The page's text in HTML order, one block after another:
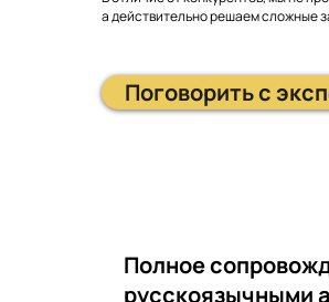
Полное
русскоязычными
а действительно решаем сложные
Поговорить с